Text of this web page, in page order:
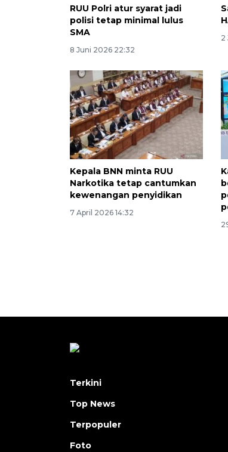
RUU Polri atur syarat jadi
polisi tetap minimal lulus
SMA
8 Juni 2026 22:32
2
Kepala BNN minta RUU
Narkotika tetap cantumkan
kewenangan penyidikan
7 April 2026 14:32
Terkini
Top News
Terpopuler
Foto